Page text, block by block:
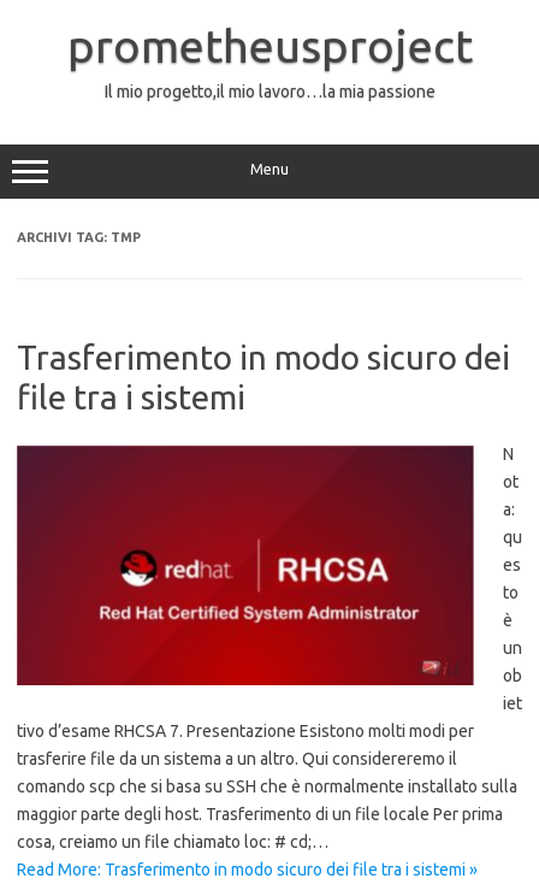
contenutoprometheusproject
Il mio progetto,il mio lavoro…la mia passione
Menu
ARCHIVI TAG: TMP
Trasferimento in modo sicuro dei
file tra i sistemi
N
ot
a:
qu
es
to
è
un
ob
iet
tivo d’esame RHCSA 7. Presentazione Esistono molti modi per
trasferire file da un sistema a un altro. Qui considereremo il
comando scp che si basa su SSH che è normalmente installato sulla
maggior parte degli host. Trasferimento di un file locale Per prima
cosa, creiamo un file chiamato loc: # cd;…
Read More: Trasferimento in modo sicuro dei file tra i sistemi »